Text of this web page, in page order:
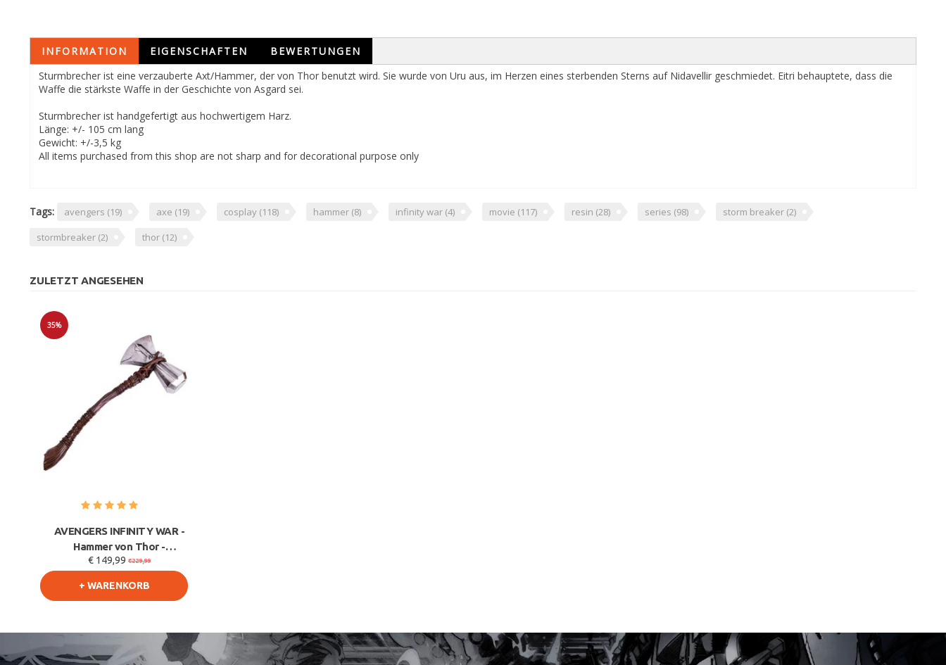
INFORMATION EIGENSCHAFTEN
BEWERTUNGEN
Sturmbrecher ist eine verzauberte Axt/Hammer, der von Thor benutzt wird. Sie wurde von Uru aus, im Herzen eines sterbenden Sterns auf Nidavellir geschmiedet. Eitri behauptete, dass die
Waffe die stärkste Waffe in der Geschichte von Asgard sei.
Sturmbrecher ist handgefertigt aus hochwertigem Harz.
Länge: +/- 105 cm lang
Gewicht: +/-3,5 kg
All items purchased from this shop are not sharp and for decorational purpose only
Tags: avengers (19) axe (19) cosplay (118) hammer (8) infinity war (4) movie (117) resin (28) series (98) storm breaker (2)
stormbreaker (2) thor (12)
ZULETZT ANGESEHEN
35%
AVENGERS INFINITY WAR -
Hammer von Thor -
Sturmbrecher
€ 149,99 €229,99
+ WARENKORB